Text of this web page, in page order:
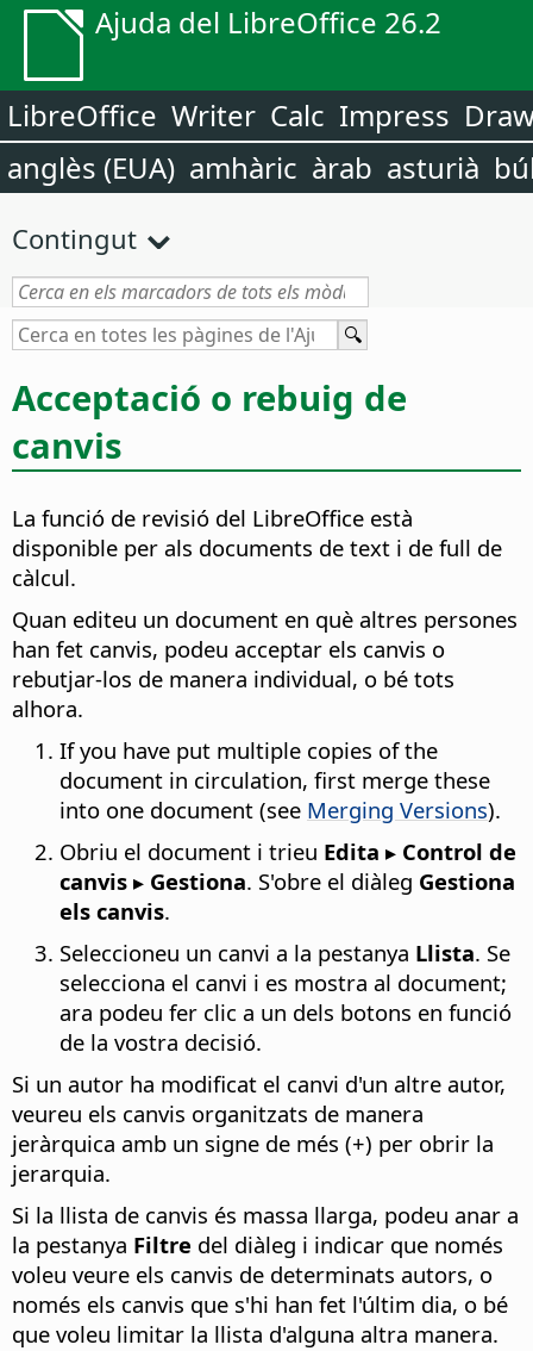
Ajuda del LibreOffice 26.2
LibreOffice Writer Calc Impress
anglès (EUA) amhàric àrab asturià
Contingut
Acceptació o rebuig de
canvis
La funció de revisió del LibreOffice està
disponible per als documents de text i de full de
càlcul.
Quan editeu un document en què altres persones
han fet canvis, podeu acceptar els canvis o
rebutjar-los de manera individual, o bé tots
alhora.
If you have put multiple copies of the
document in circulation, first merge these
into one document (see Merging Versions).
Obriu el document i trieu Edita ▸ Control de
canvis ▸ Gestiona. S'obre el diàleg Gestiona
els canvis.
Seleccioneu un canvi a la pestanya Llista. Se
selecciona el canvi i es mostra al document;
ara podeu fer clic a un dels botons en funció
de la vostra decisió.
Si un autor ha modificat el canvi d'un altre autor,
veureu els canvis organitzats de manera
jeràrquica amb un signe de més (+) per obrir la
jerarquia.
Si la llista de canvis és massa llarga, podeu anar a
la pestanya Filtre del diàleg i indicar que només
voleu veure els canvis de determinats autors, o
només els canvis que s'hi han fet l'últim dia, o bé
que voleu limitar la llista d'alguna altra manera.